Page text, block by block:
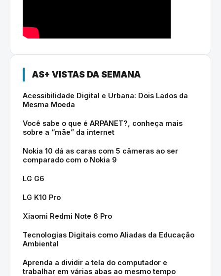
AS+ VISTAS DA SEMANA
Acessibilidade Digital e Urbana: Dois Lados da
Mesma Moeda
Você sabe o que é ARPANET?, conheça mais
sobre a “mãe” da internet
Nokia 10 dá as caras com 5 câmeras ao ser
comparado com o Nokia 9
LG G6
LG K10 Pro
Xiaomi Redmi Note 6 Pro
Tecnologias Digitais como Aliadas da Educação
Ambiental
Aprenda a dividir a tela do computador e
trabalhar em várias abas ao mesmo tempo